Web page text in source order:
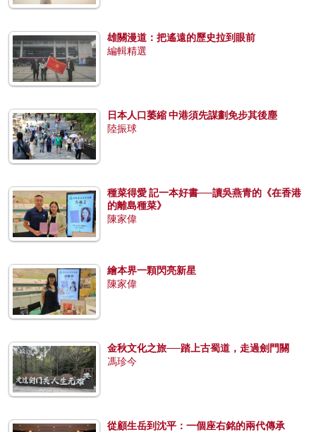
雄關漫道：把遙遠的歷史拉到眼前
編輯精選
日本人口萎縮 中港須先謀劃免步其後塵
陸振球
種菜得愛 記一本好書──讀吳燕青的《在香港
的離島種菜》
陳家偉
繪本界一顆閃亮新星
陳家偉
金秋文化之旅──踏上古蜀道，走過劍門關
馮珍今
從顧生岳到沈平：一個座右銘的兩代傳承